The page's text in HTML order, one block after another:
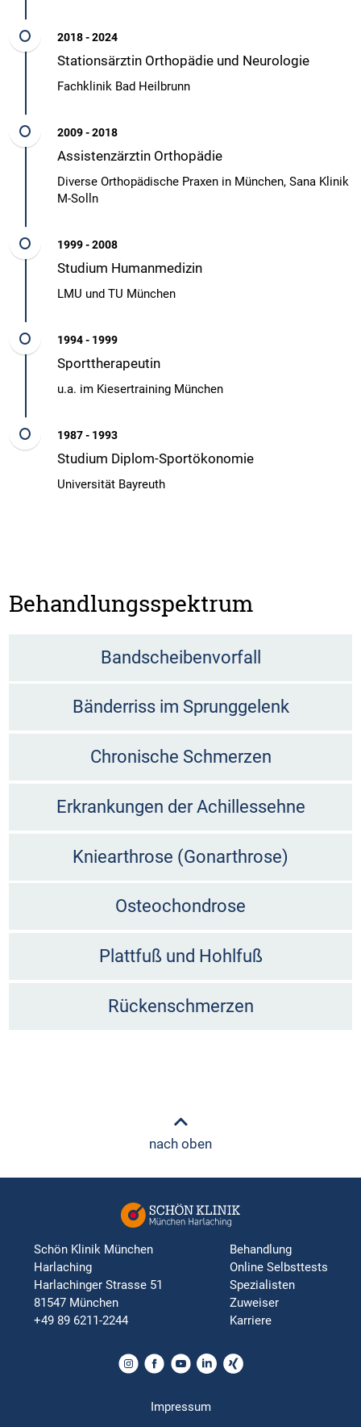
2018 - 2024
Stationsärztin Orthopädie und Neurologie
Fachklinik Bad Heilbrunn
2009 - 2018
Assistenzärztin Orthopädie
Diverse Orthopädische Praxen in München, Sana Klinik
M-Solln
1999 - 2008
Studium Humanmedizin
LMU und TU München
1994 - 1999
Sporttherapeutin
u.a. im Kiesertraining München
1987 - 1993
Studium Diplom-Sportökonomie
Universität Bayreuth
Behandlungsspektrum
Bandscheibenvorfall
Bänderriss im Sprunggelenk
Chronische Schmerzen
Erkrankungen der Achillessehne
Kniearthrose (Gonarthrose)
Osteochondrose
Plattfuß und Hohlfuß
Rückenschmerzen
nach oben
Schön Klinik München
Harlaching
Harlachinger Strasse 51
81547 München
+49 89 6211-2244
Behandlung
Online Selbsttests
Spezialisten
Zuweiser
Karriere
Impressum